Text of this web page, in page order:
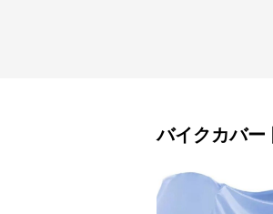
バイクカバー